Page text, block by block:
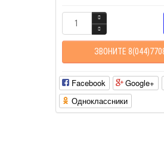
ЗВОНИТЕ
Facebook Google+
Одноклассники